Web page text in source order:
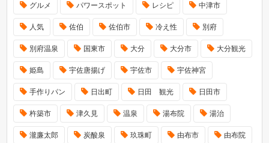
グルメ パワースポット レシピ 中津市
人気 佐伯 佐伯市 冷え性 別府
別府温泉 国東市 大分 大分市 大分観光
姫島 宇佐唐揚げ 宇佐市 宇佐神宮
手作りパン 日出町 日田 観光 日田市
杵築市 津久見 温泉 湯布院 湯治
瀧廉太郎 炭酸泉 玖珠町 由布市 由布院